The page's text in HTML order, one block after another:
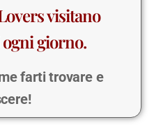
visitano
giorno.
farti trovare e